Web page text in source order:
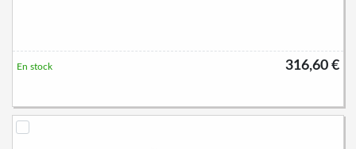
316,60 €
En stock